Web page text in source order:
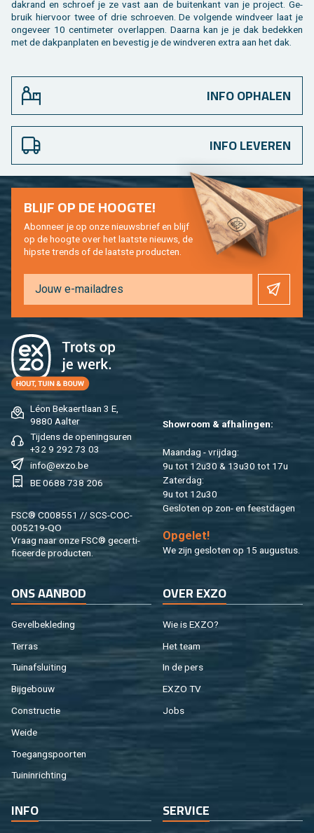
dak­rand en schroef je ze vast aan de bui­ten­kant van je pro­ject. Ge­
bruik hier­voor twee of drie schroe­ven. De vol­gen­de wind­veer laat je
on­ge­veer 10 cen­ti­me­ter over­lap­pen. Daar­na kan je je dak be­dek­ken
met de dak­pan­pla­ten en be­ves­tig je de wind­ve­ren extra aan het dak.
INFO OPHALEN
INFO LEVEREN
Léon Be­kaert­laan 3 E,
9880 Aal­ter
Tij­dens de ope­nings­uren
+32 9 292 73 03
info@​exzo.​be
BE 0688 738 206
FSC® C008551 // SCS-COC-
005219-QO
Vraag naar onze FSC® ge­cer­ti­
fi­ceer­de pro­duc­ten.
Show­room & af­ha­lin­gen:
Maan­dag - vrij­dag:
9u tot 12u30 & 13u30 tot 17u
Za­ter­dag:
9u tot 12u30
Ge­slo­ten op zon- en feest­da­gen
Op­ge­let!
We zijn ge­slo­ten op 15 au­gus­tus.
BLIJF OP DE HOOG­TE!
Abon­neer je op onze nieuws­brief en blijf
op de hoog­te over het laat­ste nieuws, de
hip­s­te trends of de laat­ste pro­duc­ten.
ONS AAN­BOD
Ge­vel­be­kle­ding
Ter­ras
Tuin­af­slui­ting
Bij­ge­bouw
Con­struc­tie
Weide
Toe­gangs­poor­ten
Tuin­in­rich­ting
OVER EXZO
Wie is EXZO?
Het team
In de pers
EXZO TV
Jobs
INFO SER­VI­CE